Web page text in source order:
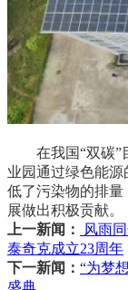
在我国“双碳”目
业园通过绿色能
低了污染物的排
展做出积极贡献。
上一新闻：
风雨
泰奇克成立23周年
下一新闻： “为梦
盛典